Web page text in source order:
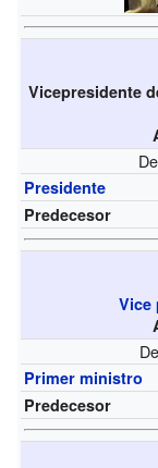
Vicepresidente
Presidente
Predecesor
Vice
Primer ministro
Predecesor